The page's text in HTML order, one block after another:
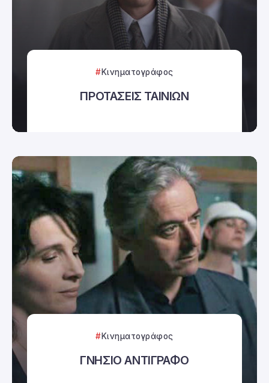
Κινηματογράφος
ΠΡΟΤΑΣΕΙΣ ΤΑΙΝΙΩΝ
Κινηματογράφος
ΓΝΗΣΙΟ ΑΝΤΙΓΡΑΦΟ